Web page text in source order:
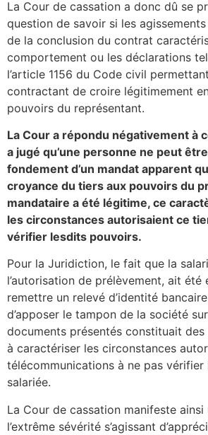
La Cour de cassation a donc dû se
question de savoir si les
de la conclusion du contrat
comportement ou les déclarations
l’article 1156 du Code civil
contractant de croire légitimement
pouvoirs du représentant.
La Cour a répondu négativement à
a jugé qu’une personne ne peut
fondement d’un mandat apparent
croyance du tiers aux pouvoirs du
mandataire a été légitime, ce
les circonstances autorisaient ce
vérifier lesdits pouvoirs.
Pour la Juridiction, le fait que la
l’autorisation de prélèvement, ait été
remettre un relevé d’identité
d’apposer le tampon de la société
documents présentés constituait
à caractériser les circonstances
télécommunications à ne pas
salariée.
La Cour de cassation manifeste ainsi
l’extrême sévérité s’agissant